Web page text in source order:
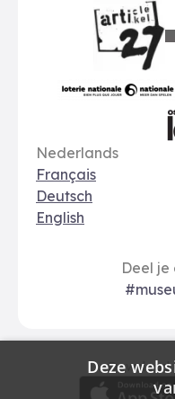
FWB
Art 27
Taal opties
Nederlands
Français
Deutsch
English
Deel
Download
Deze